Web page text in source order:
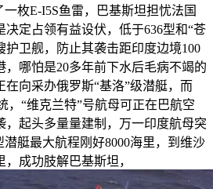
枚E-I5S鱼雷，巴基斯坦担忧法国
定占领有益设伏，低于636型和“苍
护卫舰，防止其袭击距印度边境100
，哪怕是20多年前下水后毛病不竭的
向采办俄罗斯“基洛”级潜艇，而
，“维克兰特”号航母可正在巴航空
，起头多量量建制，万一印度航母突
潜艇最大航程刚好8000海里，到维沙
成功肢解巴基斯坦，